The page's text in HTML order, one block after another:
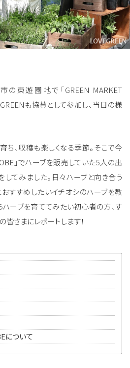
の東遊園地で「GREEN MARKET
も協賛として参加し、当日の様
ち、収穫も楽しくなる季節。そこで今
」でハーブを販売していた5人の出
てみました。日々ハーブと向き合う
おすすめしたいイチオシのハーブを教
ハーブを育ててみたい初心者の方、す
さまにレポートします！
について